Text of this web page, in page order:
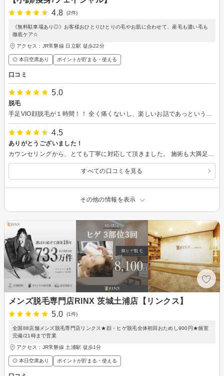
4.8
(2件)
《無料駐車場あり◎》お客様おひとりひとりの毛やお肌に合わせて、産毛も濃い毛も
徹底ケア☆
アクセス：JR常磐線 日立駅 徒歩22分
◎ 本日空席あり ポイントが貯まる・使える
口コミ
5.0
脱毛
4.5
ありがとうございました！
すべての口コミを見る
その他の情報を表示
メンズ脱毛専門店RINX 茨城土浦店【リンクス】
5.0
(1件)
全国88店舗メンズ脱毛専門店リンクス★顔・ヒゲ脱毛全体初回おためし900円★個室
完備/21時まで営業
アクセス：JR常磐線 土浦駅 徒歩1分
◎ 本日空席あり ポイントが貯まる・使える